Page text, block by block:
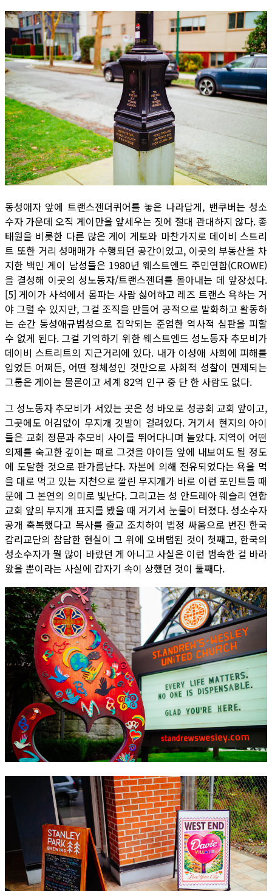
동성애자 앞에 트랜스젠더퀴어를 놓은 나라답게, 밴쿠버는 성소
수자 가운데 오직 게이만을 앞세우는 짓에 절대 관대하지 않다. 종
태원을 비롯한 다른 많은 게이 게토와 마찬가지로 데이비 스트리
트 또한 거리 성매매가 수행되던 공간이었고, 이곳의 부동산을 차
지한 백인 게이 남성들은 1980년 웨스트엔드 주민연합(CROWE)
을 결성해 이곳의 성노동자/트랜스젠더를 몰아내는 데 앞장섰다.
[5] 게이가 사석에서 몸파는 사람 싫어하고 레즈 트랜스 욕하는 거
야 그럴 수 있지만, 그걸 조직을 만들어 공적으로 발화하고 활동하
는 순간 동성애규범성으로 집약되는 준엄한 역사적 심판을 피할
수 없게 된다. 그걸 기억하기 위한 웨스트엔드 성노동자 추모비가
데이비 스트리트의 지근거리에 있다. 내가 이성애 사회에 피해를
입었든 어쩌든, 어떤 정체성인 것만으로 사회적 성찰이 면제되는
그룹은 게이는 물론이고 세계 82억 인구 중 단 한 사람도 없다.
그 성노동자 추모비가 서있는 곳은 성 바오로 성공회 교회 앞이고,
그곳에도 어김없이 무지개 깃발이 걸려있다. 거기서 현지의 아이
들은 교회 정문과 추모비 사이를 뛰어다니며 놀았다. 지역이 어떤
의제를 숙고한 깊이는 때로 그것을 아이들 앞에 내보여도 될 정도
에 도달한 것으로 판가름난다. 자본에 의해 전유되었다는 욕을 먹
을 대로 먹고 있는 지천으로 깔린 무지개가 바로 이런 포인트들 때
문에 그 본연의 의미로 빛난다. 그리고는 성 안드레아 웨슬리 연합
교회 앞의 무지개 표지를 봤을 때 거기서 눈물이 터졌다. 성소수자
공개 축복했다고 목사를 출교 조치하여 법정 싸움으로 번진 한국
감리교단의 참담한 현실이 그 위에 오버랩된 것이 첫째고, 한국의
성소수자가 뭘 많이 바랐던 게 아니고 사실은 이런 범속한 걸 바라
왔을 뿐이라는 사실에 갑자기 속이 상했던 것이 둘째다.